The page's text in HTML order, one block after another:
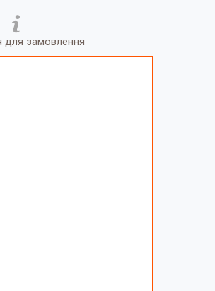
для замовлення